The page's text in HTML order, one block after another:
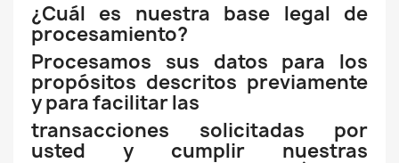
¿Cuál es nuestra base legal de
procesamiento?
Procesamos sus datos para los
propósitos descritos previamente
y para facilitar las
transacciones solicitadas por
usted y cumplir nuestras